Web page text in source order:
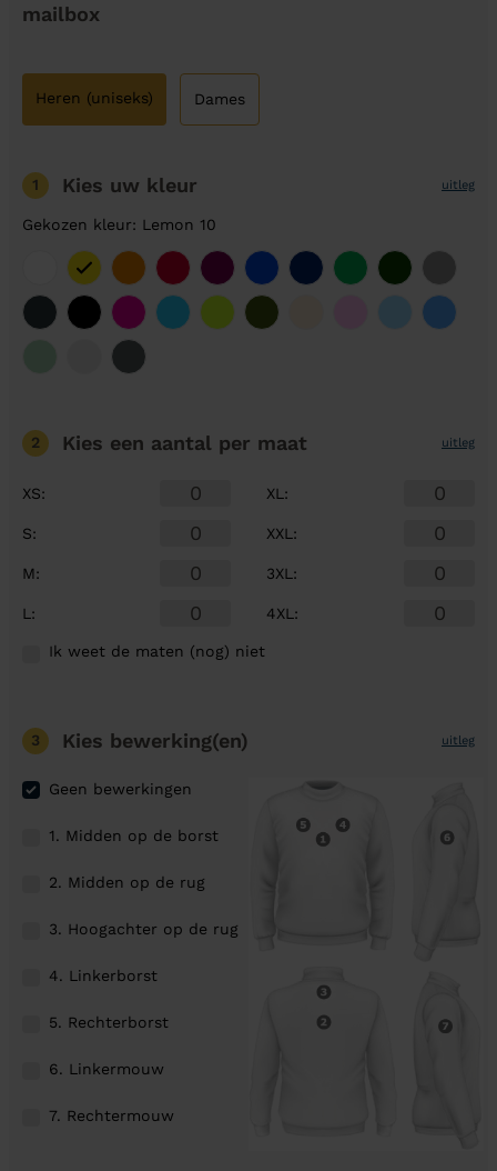
mailbox
Heren (uniseks) Dames
1 Kies uw kleur uitleg
Gekozen kleur: Lemon 10
2 Kies een aantal per maat uitleg
XS:
S:
M:
L :
XL :
XXL :
3XL :
4XL :
Ik weet de maten (nog) niet
3 Kies bewerking(en) uitleg
Geen bewerkingen
1. Midden op de borst
2. Midden op de rug
3. Hoogachter op de rug
4. Linkerborst
5. Rechterborst
6. Linkermouw
7. Rechtermouw